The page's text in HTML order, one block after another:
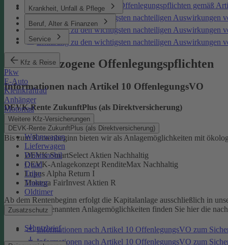
Krankheit, Unfall & Pflege
Beruf, Alter & Finanzen
Service
Kfz & Reise
Pkw
E-Auto
Kleinkraftrad
Anhänger
Motorrad
Weitere Kfz-Versicherungen
Wohnwagen
Lieferwagen
Wohnmobil
Quad
Trike
Traktor
Oldtimer
Zusatzschutz
Schutzbrief
Nachhaltigkeitsbezogene Offenlegungspflichten gemäß
Erklärung zu den wichtigsten nachteiligen
Erklärung zu den wichtigsten nachteiligen Auswirkungen
Erklärung zu den wichtigsten nachteiligen Auswirkungen
Produktbezogene Offenlegungspflichten
Informationen nach Artikel 10 OffenlegungsVO
DEVK-Rente ZukunftPlus (als Direktversicherung)
DEVK-Rente ZukunftPlus (als Direktversicherung)
Bis zum Rentenbeginn bieten wir als Anlagemöglichkeiten mit
DEVK SmartSelect Aktien Nachhaltig
DEVK-Anlagekonzept RenditeMax Nachhaltig
Lupus Alpha Return I
Monega FairInvest Aktien R
Ab dem Rentenbeginn erfolgt die Kapitalanlage ausschließlich in
Zu den oben genannten Anlagemöglichkeiten finden Sie hier die
Informationen nach Artikel 10 OffenlegungsVO zum
Informationen nach Artikel 10 OffenlegungsVO zum